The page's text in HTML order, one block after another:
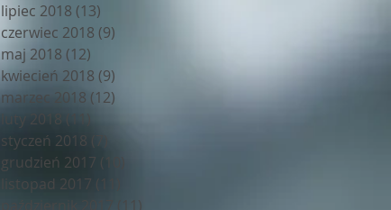
lipiec 2018 (13)
czerwiec 2018 (9)
maj 2018 (12)
kwiecień 2018 (9)
marzec 2018 (12)
luty 2018
styczeń 2018
grudzień 2017 (10)
listopad 2017 (11)
październik 2017
(11)